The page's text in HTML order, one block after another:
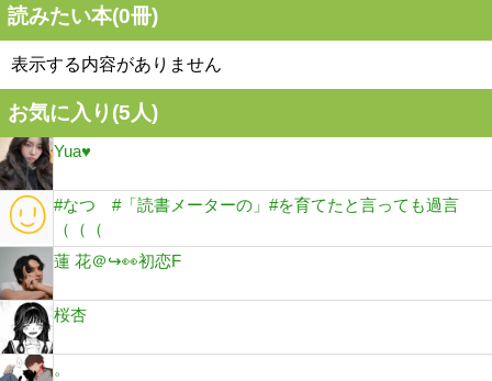
読みたい本(0冊)
表示する内容がありません
お気に入り(5人)
Yua♥
#なつ #「読書メーターの」#を育てたと言っても過言
（（（
蓮 花＠↪️👀初恋F
桜杏
。